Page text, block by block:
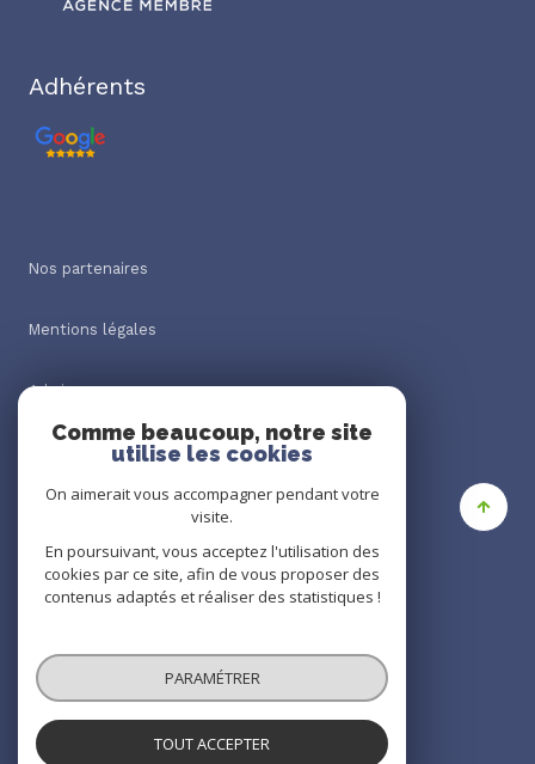
Adhérents
Nos partenaires
Mentions légales
Admin
Nos honoraires
Cookies
© 2026 | Tous droits réservés
Réalisé par
Comme beaucoup, notre site
utilise les cookies
On aimerait vous accompagner pendant votre
visite.
En poursuivant, vous acceptez l'utilisation des
cookies par ce site, afin de vous proposer des
contenus adaptés et réaliser des statistiques !
PARAMÉTRER
TOUT ACCEPTER